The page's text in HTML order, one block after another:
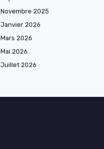
Novembre 2025
Janvier 2026
Mars 2026
Mai 2026
Juillet 2026